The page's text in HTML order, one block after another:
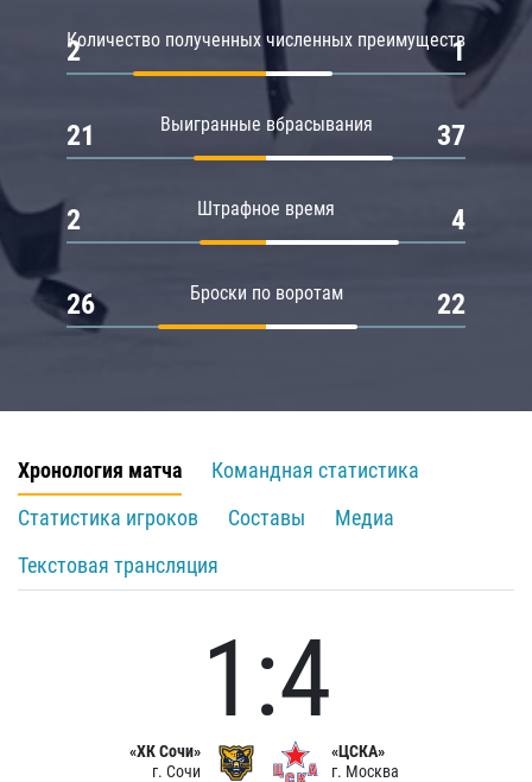
Количество полученных численных преимуществ
2 1
Выигранные вбрасывания
21 37
Штрафное время
2 4
Броски по воротам
26 22
Хронология матча
Командная статистика
Статистика игроков
Составы
Медиа
Текстовая трансляция
«ХК Сочи»
г. Сочи
1:4
«ЦСКА»
г. Москва